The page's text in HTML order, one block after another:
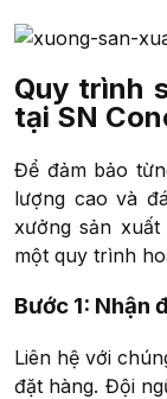
Quy trình
tại SN
Để đảm bảo
lượng cao và
xưởng sản
một quy trình
Bước 1: Nhận
Liên hệ với
đặt hàng. Đội